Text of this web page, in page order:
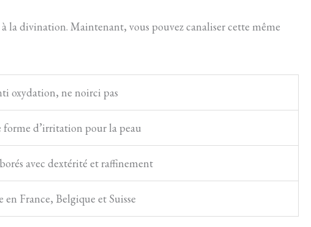
divination. Maintenant, vous pouvez canaliser cette même
oxydation, ne noirci pas
forme d’irritation pour la peau
avec dextérité et raffinement
en France, Belgique et Suisse